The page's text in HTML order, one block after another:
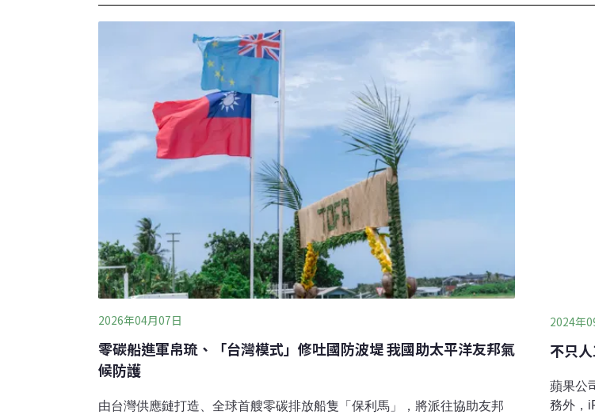
2026年04月07日
零碳船進軍帛琉、「台灣模式」修吐國防波堤 我國助太平洋友邦氣
候防護
由台灣供應鏈打造、全球首艘零碳排放船隻「保利馬」，將派往協助友邦
2024年
不只
蘋果公
務外，